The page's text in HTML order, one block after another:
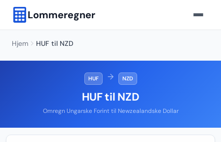
Lommeregner
Hjem HUF til NZD
HUF → NZD
HUF til NZD
Omregn Ungarske Forint til Newzealandske Dollar